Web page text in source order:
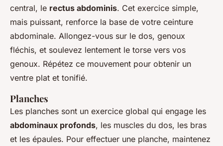
central, le rectus abdominis. Cet exercice simple,
mais puissant, renforce la base de votre ceinture
abdominale. Allongez-vous sur le dos, genoux
fléchis, et soulevez lentement le torse vers vos
genoux. Répétez ce mouvement pour obtenir un
ventre plat et tonifié.
Planches
Les planches sont un exercice global qui engage les
abdominaux profonds, les muscles du dos, les bras
et les épaules. Pour effectuer une planche, maintenez